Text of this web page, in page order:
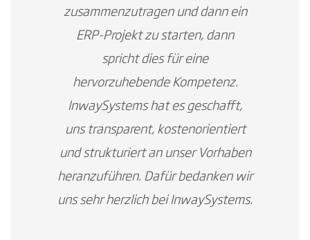
zusammenzutragen und dann ein
ERP-Projekt zu starten, dann
spricht dies für eine
hervorzuhebende Kompetenz.
InwaySystems hat es geschafft,
uns transparent, kostenorientiert
und strukturiert an unser Vorhaben
heranzuführen. Dafür bedanken wir
uns sehr herzlich bei InwaySystems.